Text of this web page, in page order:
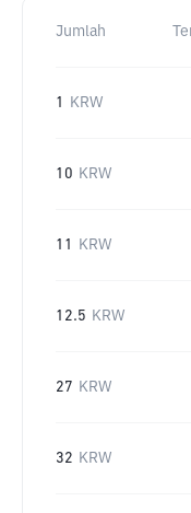
Jumlah
1 KRW
10 KRW
11 KRW
12.5 KRW
27 KRW
32 KRW